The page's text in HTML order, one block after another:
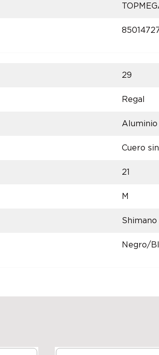
29
Regal
Aluminio
Cuero
21
M
Shimano
Negro/